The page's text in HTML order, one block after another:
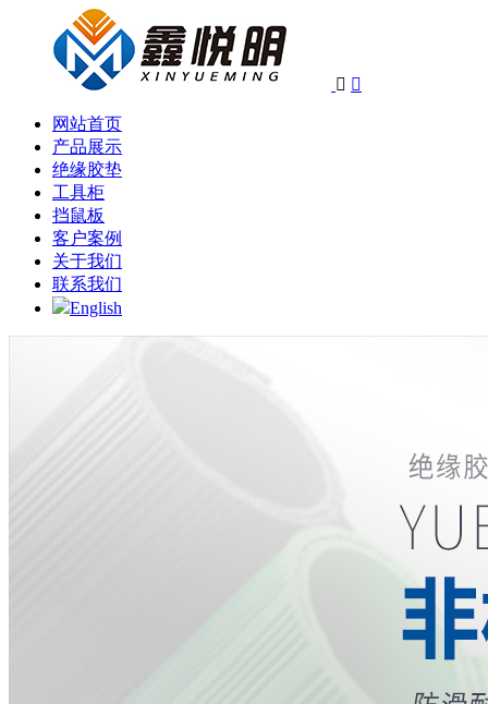
 
网站首页
产品展示
绝缘胶垫
工具柜
挡鼠板
客户案例
关于我们
联系我们
English